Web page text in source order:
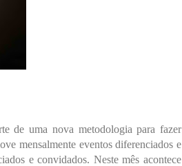
de uma nova metodologia para fazer
mensalmente eventos diferenciados e
e convidados. Neste mês acontece